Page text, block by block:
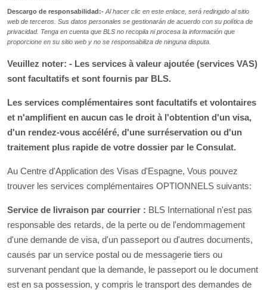
Descargo de responsabilidad:- Al hacer clic en este enlace, será redirigido al sitio
web de terceros. Sus datos personales se gestionarán de acuerdo con su política de
privacidad. Tenga en cuenta que BLS no recopila ni procesa la información que
proporcione en su sitio web y no se responsabiliza de ninguna disputa.
Veuillez noter: - Les services à valeur ajoutée (services VAS)
sont facultatifs et sont fournis par BLS.
Les services complémentaires sont facultatifs et volontaires
et n'amplifient en aucun cas le droit à l'obtention d'un visa,
d'un rendez-vous accéléré, d'une surréservation ou d'un
traitement plus rapide de votre dossier par le Consulat.
Au Centre d'Application des Visas d'Espagne, Vous pouvez
trouver les services complémentaires OPTIONNELS suivants:
Service de livraison par courrier : BLS International n'est pas
responsable des retards, de la perte ou de l'endommagement
d'une demande de visa, d'un passeport ou d'autres documents,
causés par un service postal ou de messagerie tiers ou
survenant pendant que la demande, le passeport ou le document
est en sa possession, y compris le transport des demandes de